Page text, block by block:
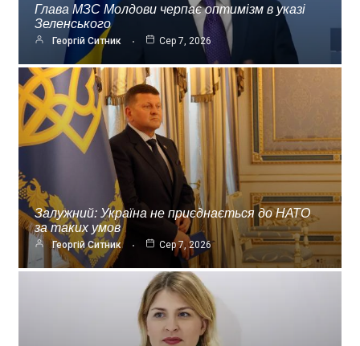
Глава МЗС Молдови черпає оптимізм в указі
Зеленського
Георгій Ситник Сер 7, 2026
Залужний: Україна не приєднається до НАТО
за таких умов
Георгій Ситник Сер 7, 2026